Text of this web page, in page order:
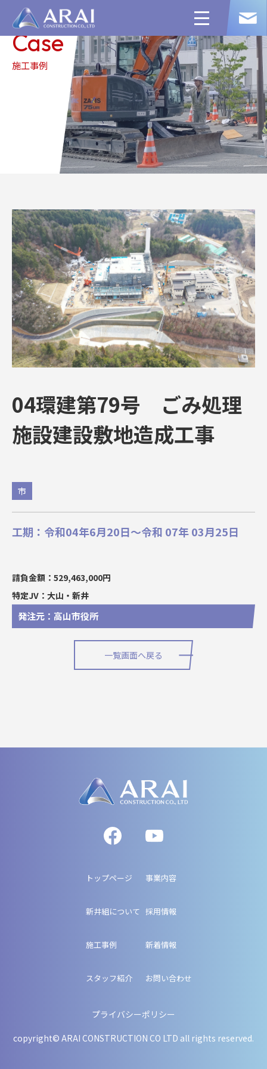
toggle
navigation
Case
施工事例
04環建第79号 ごみ処理
施設建設敷地造成工事
市
工期：令和04年6月20日〜令和 07年 03月25日
請負金額：529,463,000円
特定JV：大山・新井
発注元：高山市役所
一覧画面へ戻る
トップページ 事業内容
新井組について 採用情報
施工事例 新着情報
スタッフ紹介 お問い合わせ
プライバシーポリシー
copyright© ARAI CONSTRUCTION CO LTD all rights reserved.